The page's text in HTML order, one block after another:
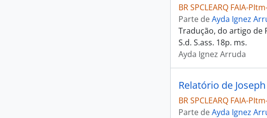
BR SPCLEARQ FAIA-
Parte deAyda Ignez
Tradução, do artigo de
S.d. S.ass. 18p. ms.
Ayda Ignez Arruda
Relatório de
BR SPCLEARQ FAIA-
Parte deAyda Ignez